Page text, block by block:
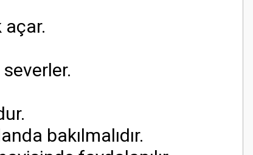
açar.
bakılmalıdır.